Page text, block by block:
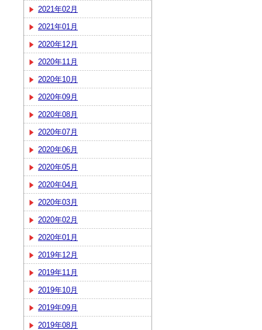
2021年02月
2021年01月
2020年12月
2020年11月
2020年10月
2020年09月
2020年08月
2020年07月
2020年06月
2020年05月
2020年04月
2020年03月
2020年02月
2020年01月
2019年12月
2019年11月
2019年10月
2019年09月
2019年08月